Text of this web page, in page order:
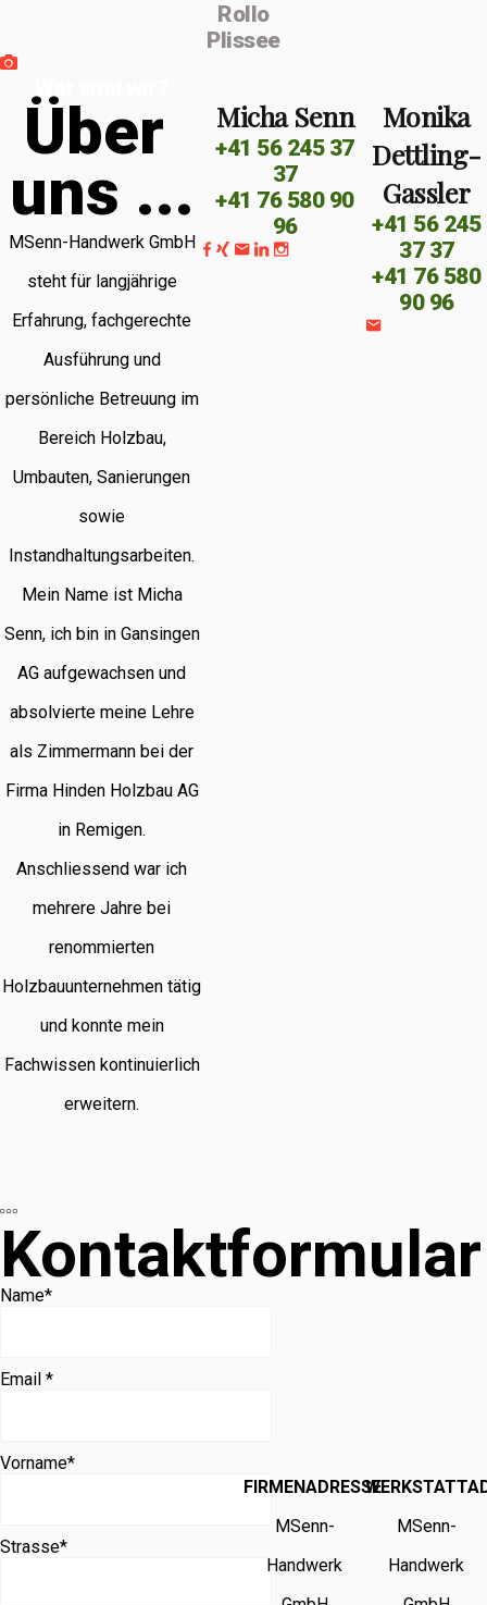
Rollo
Plissee
Über
uns ...
MSenn-Handwerk GmbH
steht für langjährige
Erfahrung, fachgerechte
Ausführung und
persönliche Betreuung im
Bereich Holzbau,
Umbauten, Sanierungen
sowie
Instandhaltungsarbeiten.
Mein Name ist Micha
Senn, ich bin in Gansingen
AG aufgewachsen und
absolvierte meine Lehre
als Zimmermann bei der
Firma Hinden Holzbau AG
in Remigen.
Anschliessend war ich
mehrere Jahre bei
renommierten
Holzbauunternehmen tätig
und konnte mein
Fachwissen kontinuierlich
erweitern.
Micha Senn
+41 56 245 37
37
+41 76 580 90
96
Monika
Dettling-
Gassler
+41 56 245
37 37
+41 76 580
90 96
Kontaktformular
Name*
Email *
Vorname*
Strasse*
FIRMENADRESSE
MSenn-
Handwerk
MSenn-
Handwerk